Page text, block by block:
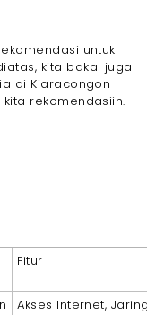
untuk
kita bakal juga
di Kiaracongon
rekomendasiin.
Fitur
Akses Internet,